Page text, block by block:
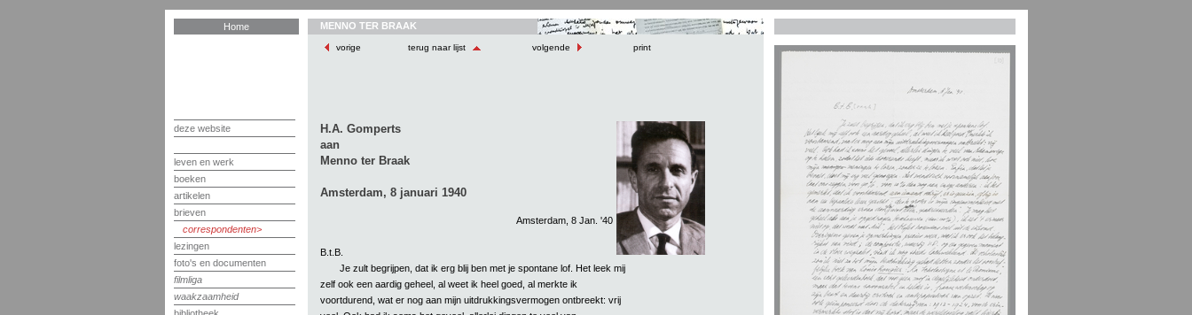
Home
deze website
leven en werk
boeken
artikelen
brieven
correspondenten
lezingen
foto's en documenten
filmliga
waakzaamheid
MENNO TER BRAAK
vorige terug naar lijst volgende print
H.A. Gomperts
aan
Menno ter Braak
Amsterdam, 8 januari 1940
Amsterdam, 8 Jan. '40
B.t.B.
Je zult begrijpen, dat ik erg blij ben met je spontane lof. Het leek mij
zelf ook een aardig geheel, al weet ik heel goed, al merkte ik
voortdurend, wat er nog aan mijn uitdrukkingsvermogen ontbreekt: vrij